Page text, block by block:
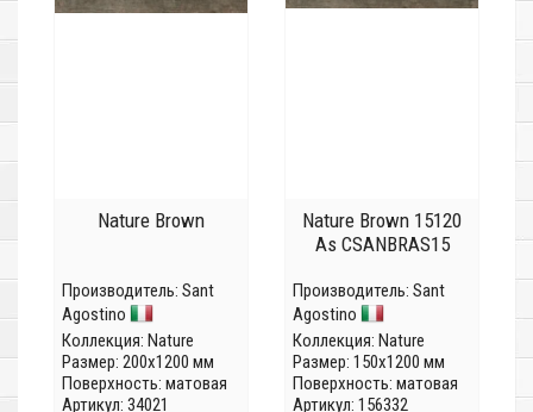
Nature Brown
Производитель: Sant
Agostino
Коллекция: Nature
Размер: 200x1200 мм
Поверхность: матовая
Артикул: 34021
Nature Brown 15120
As CSANBRAS15
Производитель: Sant
Agostino
Коллекция: Nature
Размер: 150x1200 мм
Поверхность: матовая
Артикул: 156332